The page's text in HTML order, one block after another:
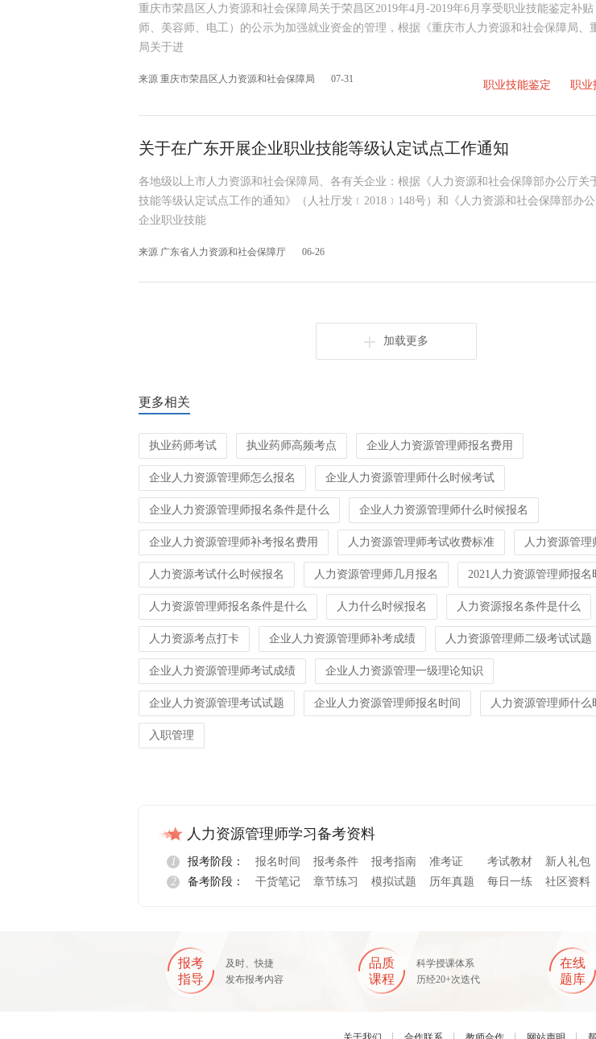
重庆市荣昌区人力资源和社会保障局关于荣昌区2019年4月-2019年6月享受职业技能鉴定补贴
师、美容师、电工）的公示为加强就业资金的管理，根据《重庆市人力资源和社会保障局、
局关于进
来源 重庆市荣昌区人力资源和社会保障局 07-31 职业技能鉴定 职业
关于在广东开展企业职业技能等级认定试点工作通知
各地级以上市人力资源和社会保障局、各有关企业：根据《人力资源和社会保障部办公厅关
技能等级认定试点工作的通知》（人社厅发﹝2018﹞148号）和《人力资源和社会保障部办
企业职业技能
来源 广东省人力资源和社会保障厅 06-26
加载更多
更多相关
执业药师考试 执业药师高频考点 企业人力资源管理师报名费用
企业人力资源管理师怎么报名 企业人力资源管理师什么时候考试
企业人力资源管理师报名条件是什么 企业人力资源管理师什么时候报名
企业人力资源管理师补考报名费用 人力资源管理师考试收费标准 人力资源管理
人力资源考试什么时候报名 人力资源管理师几月报名 2021人力资源管理师报名
人力资源管理师报名条件是什么 人力什么时候报名 人力资源报名条件是什么
人力资源考点打卡 企业人力资源管理师补考成绩 人力资源管理师二级考试试题
企业人力资源管理师考试成绩 企业人力资源管理一级理论知识
企业人力资源管理考试试题 企业人力资源管理师报名时间 人力资源管理师什么
入职管理
人力资源管理师学习备考资料
1 报考阶段： 报名时间 报考条件 报考指南 准考证 考试教材
新人礼包
报名指导
2 备考阶段： 干货笔记 章节练习 模拟试题 历年真题 每日一练 社区资料
报考
指导
及时、快捷
发布报考内容
品质
课程
科学授课体系
历经20+次迭代
在线
题库